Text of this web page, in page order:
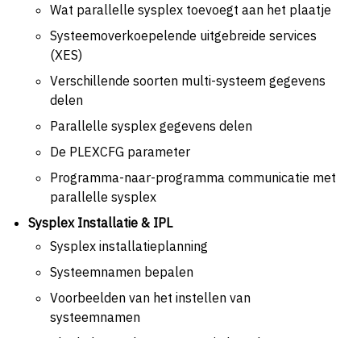
Wat parallelle sysplex toevoegt aan het plaatje
Systeemoverkoepelende uitgebreide services
(XES)
Verschillende soorten multi-systeem gegevens
delen
Parallelle sysplex gegevens delen
De PLEXCFG parameter
Programma-naar-programma communicatie met
parallelle sysplex
Sysplex Installatie & IPL
Sysplex installatieplanning
Systeemnamen bepalen
Voorbeelden van het instellen van
systeemnamen